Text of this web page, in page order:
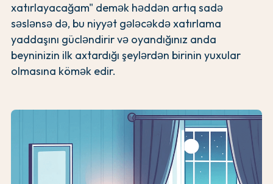
xatırlayacağam" demək həddən artıq sadə
səslənsə də, bu niyyət gələcəkdə xatırlama
yaddaşını gücləndirir və oyandığınız anda
beyninizin ilk axtardığı şeylərdən birinin yuxular
olmasına kömək edir.